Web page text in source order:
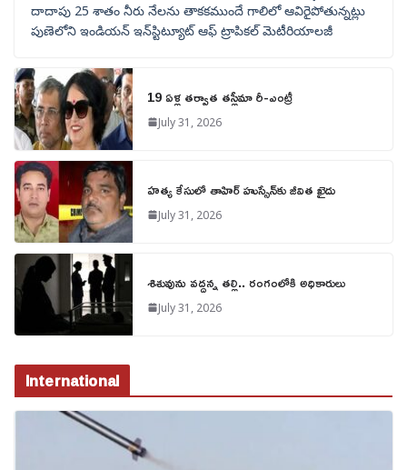
దాదాపు 25 శాతం నీరు నేలను తాకకముందే గాలిలో ఆవిరైపోతున్నట్లు
పుణెలోని ఇండియన్ ఇన్‌స్టిట్యూట్ ఆఫ్ ట్రాపికల్ మెటీరియాలజీ
19 ఏళ్ల తర్వాత తస్లీమా రీ-ఎంట్రీ
July 31, 2026
హత్య కేసులో తాహిర్ హుస్సేన్‌కు జీవిత ఖైదు
July 31, 2026
శిశువును వద్దన్న తల్లి.. రంగంలోకి అధికారులు
July 31, 2026
International